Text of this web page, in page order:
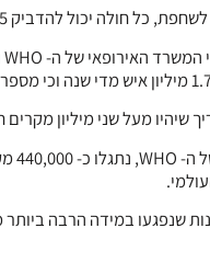
יכול להדביק 10-15 אנשים בממוצע מדי שנה.